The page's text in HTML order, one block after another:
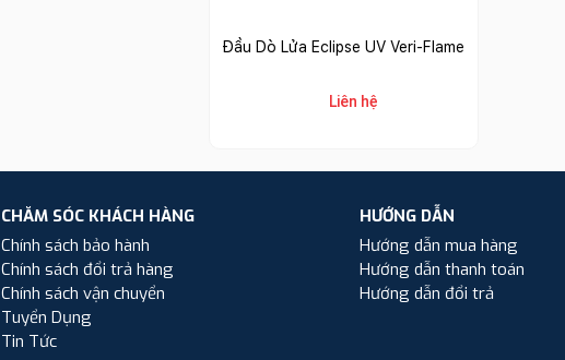
Đầu Dò Lửa Eclipse UV Veri-Flame
Liên hệ
CHĂM SÓC KHÁCH HÀNG
Chính sách bảo hành
Chính sách đổi trả hàng
Chính sách vận chuyển
Tuyển Dụng
Tin Tức
HƯỚNG DẪN
Hướng dẫn mua hàng
Hướng dẫn thanh toán
Hướng dẫn đổi trả